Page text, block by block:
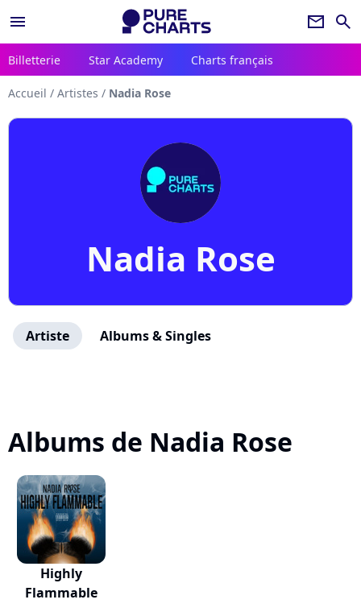
menu newsletter search
Billetterie Star Academy Charts français
Accueil / Artistes / Nadia Rose
Nadia Rose
Artiste Albums & Singles
Albums de Nadia Rose
Highly
Flammable